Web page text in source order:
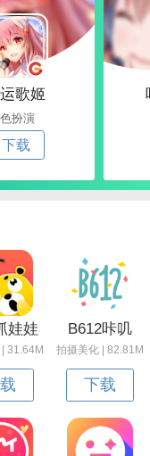
歌姬
扮演
下载
娃娃
31.64M
B612咔叽
拍摄美化 | 82.81M
下载